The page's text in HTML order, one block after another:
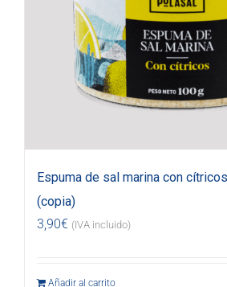
Espuma de sal marina con
(copia)
3,90€ (IVA incluido)
Añadir al carrito